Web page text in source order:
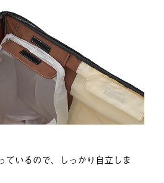
ているので、しっかり自立しま